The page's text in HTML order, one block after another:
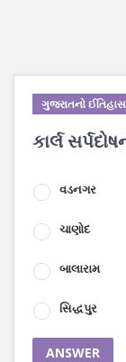
ગુજરાતનો
કાર્લ
વડનગર
ચાણોદ
બાલારામ
સિદ્ધપુર
ANSWER